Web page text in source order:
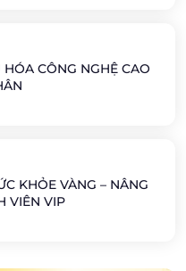
HÓA CÔNG NGHỆ CAO
KHỎE VÀNG – NÂNG
VIÊN VIP